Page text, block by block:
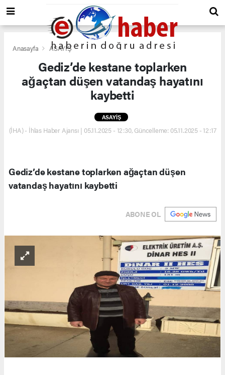
Anasayfa ASAYİŞ
Gediz’de kestane toplarken
ağaçtan düşen vatandaş hayatını
kaybetti
ASAYİŞ
(İHA) - İhlas Haber Ajansı | 05.11.2025 - 12:30, Güncelleme: 05.11.2025 - 12:17
Gediz’de kestane toplarken ağaçtan düşen
vatandaş hayatını kaybetti
ABONE OL